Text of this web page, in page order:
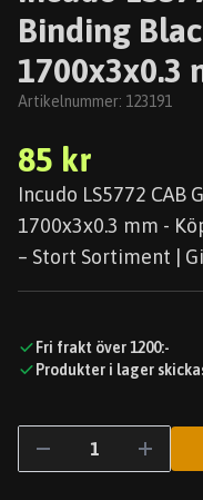
Binding
1700x3x0.3
Artikelnummer: 123191
85 kr
Incudo LS5772 CAB
1700x3x0.3 mm -
– Stort Sortiment |
Fri frakt över 1200:-
Produkter i lager